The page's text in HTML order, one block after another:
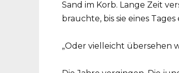
Sand im Korb. Lange Zeit
brauchte, bis sie eines
„Oder vielleicht übersehen